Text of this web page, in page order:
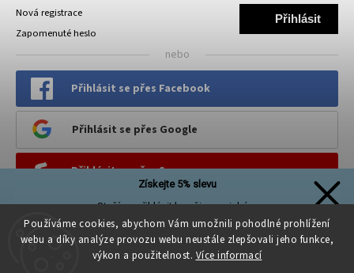
Používáme cookies, abychom Vám umožnili pohodlné prohlížení
webu a díky analýze provozu webu neustále zlepšovali jeho funkce,
výkon a použitelnost. Více informací
Přihlásit
Nová registrace
Zapomenuté heslo
nebo
Přihlásit se přes Facebook
Přihlásit se přes Google
Přihlásit se přes Seznam
PINTEREST
Získejte 5% slevu
Stačí se přihlásit k našim novinkám
a sleva na první nákup je Vaše!